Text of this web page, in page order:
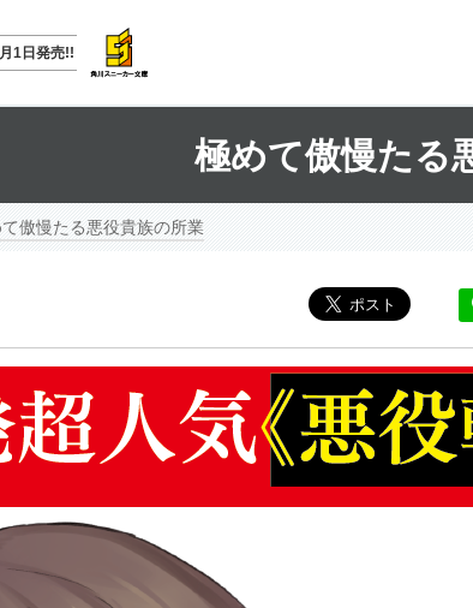
1日発売!!
極めて傲慢たる
傲慢たる悪役貴族の所業